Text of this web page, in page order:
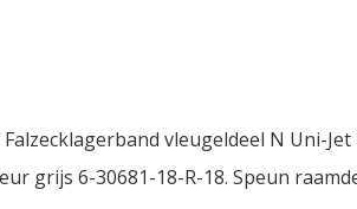
vleugeldeel N Uni-Jet
grijs 6-30681-18-R-18. Speun